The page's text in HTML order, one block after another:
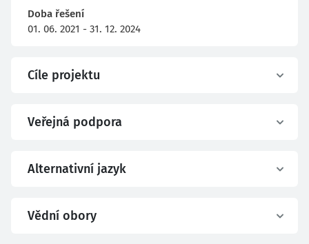
Doba řešení
01. 06. 2021 - 31. 12. 2024
Cíle projektu
Veřejná podpora
Alternativní jazyk
Vědní obory